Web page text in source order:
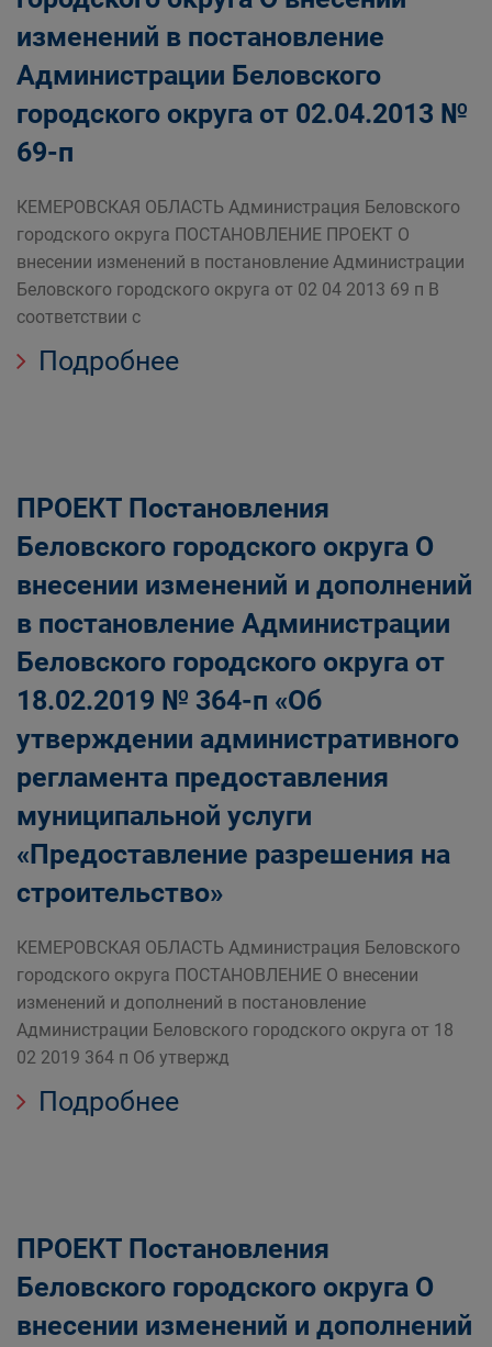
изменений в постановление
Администрации Беловского
городского округа от 02.04.2013 №
69-п
КЕМЕРОВСКАЯ ОБЛАСТЬ Администрация Беловского
городского округа ПОСТАНОВЛЕНИЕ ПРОЕКТ О
внесении изменений в постановление Администрации
Беловского городского округа от 02 04 2013 69 п В
соответствии с
Подробнее
ПРОЕКТ Постановления
Беловского городского округа О
внесении изменений и дополнений
в постановление Администрации
Беловского городского округа от
18.02.2019 № 364-п «Об
утверждении административного
регламента предоставления
муниципальной услуги
«Предоставление разрешения на
строительство»
КЕМЕРОВСКАЯ ОБЛАСТЬ Администрация Беловского
городского округа ПОСТАНОВЛЕНИЕ О внесении
изменений и дополнений в постановление
Администрации Беловского городского округа от 18
02 2019 364 п Об утвержд
Подробнее
ПРОЕКТ Постановления
Беловского городского округа О
внесении изменений и дополнений